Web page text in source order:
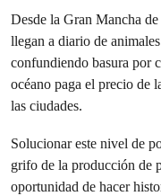
Desde la Gran Mancha
llegan a diario de
confundiendo basura por
océano paga el precio de
las ciudades.
Solucionar este nivel de
grifo de la producción de
oportunidad de hacer